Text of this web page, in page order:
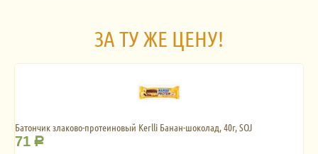
ЗА ТУ ЖЕ ЦЕНУ!
Батончик злаково-протеиновый Kerlli Банан-шоколад, 40г, SOJ
71 Р